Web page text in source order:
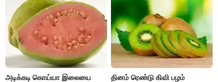
அடிக்கடி கொய்யா இலையை
தினம் ரெண்டு கிவி பழம்